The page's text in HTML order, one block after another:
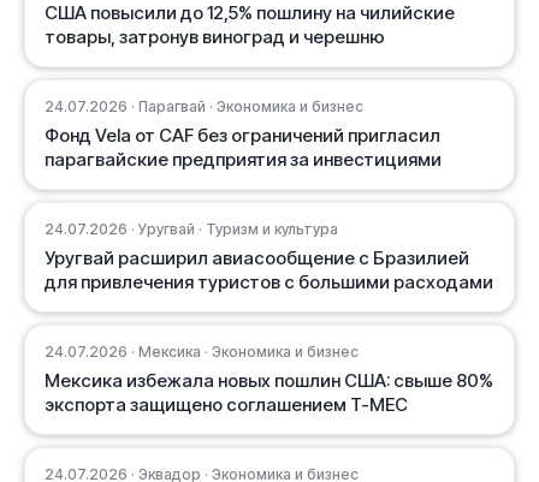
США повысили до 12,5% пошлину на чилийские
товары, затронув виноград и черешню
24.07.2026 · Парагвай · Экономика и бизнес
Фонд Vela от CAF без ограничений пригласил
парагвайские предприятия за инвестициями
24.07.2026 · Уругвай · Туризм и культура
Уругвай расширил авиасообщение с Бразилией
для привлечения туристов с большими расходами
24.07.2026 · Мексика · Экономика и бизнес
Мексика избежала новых пошлин США: свыше 80%
экспорта защищено соглашением T-MEC
24.07.2026 · Эквадор · Экономика и бизнес